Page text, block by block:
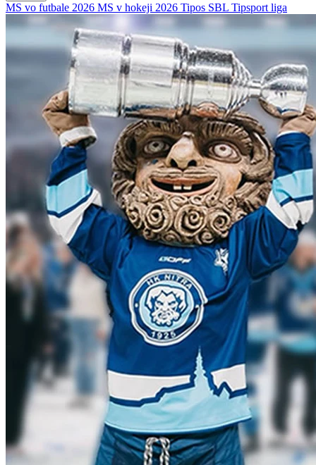
MS vo futbale 2026 MS v hokeji 2026 Tipos SBL Tipsport liga